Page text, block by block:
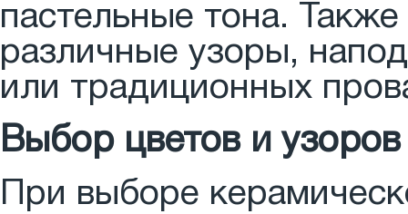
пастельные тона.
различные узоры,
или традиционных
Выбор цветов и узоров
При выборе